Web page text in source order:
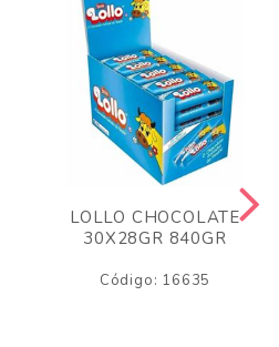
LOLLO CHOCOLATE
30X28GR 840GR
Código: 16635